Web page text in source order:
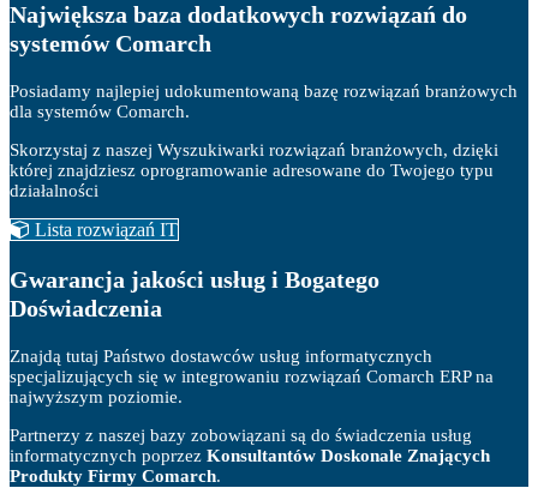
Największa baza dodatkowych rozwiązań do
systemów Comarch
Posiadamy najlepiej udokumentowaną bazę rozwiązań branżowych
dla systemów Comarch.
Skorzystaj z naszej Wyszukiwarki rozwiązań branżowych, dzięki
której znajdziesz oprogramowanie adresowane do Twojego typu
działalności
Lista rozwiązań IT
Gwarancja jakości usług i Bogatego
Doświadczenia
Znajdą tutaj Państwo dostawców usług informatycznych
specjalizujących się w integrowaniu rozwiązań Comarch ERP na
najwyższym poziomie.
Partnerzy z naszej bazy zobowiązani są do świadczenia usług
informatycznych poprzez Konsultantów Doskonale Znających
Produkty Firmy Comarch.